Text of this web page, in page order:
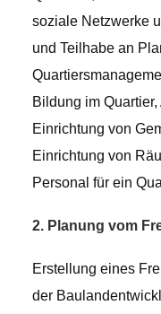
soziale Netzwerke
und Teilhabe an
Bildung im
Einrichtung von
Einrichtung von
Personal für ein
2. Planung vom
Erstellung eines
der